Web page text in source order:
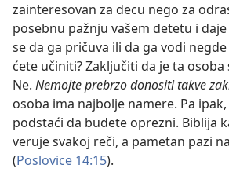
zainteresovan za decu nego za
posebnu pažnju vašem detetu i
se da ga pričuva ili da ga vodi
ćete učiniti? Zaključiti da je ta
Ne. Nemojte prebrzo donositi takve
osoba ima najbolje namere. Pa
podstaći da budete oprezni. Biblija
veruje svakoj reči, a pametan pazi
(Poslovice 14:15).